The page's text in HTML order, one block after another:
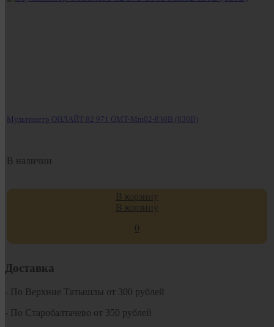
Мультиметр ОНЛАЙТ 82 971 OMT-Mm02-830B (830B)
В наличии
В корзину
В корзину
0
Доставка
- По Верхние Татышлы от 300 рублей
- По Старобалтачево от 350 рублей